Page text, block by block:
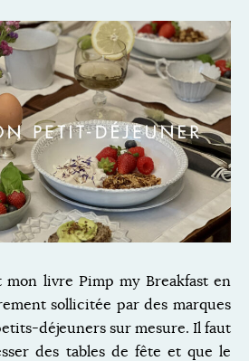
mon livre Pimp my Breakfast en
sollicitée par des marques
déjeuners sur mesure. Il faut
des tables de fête et que le